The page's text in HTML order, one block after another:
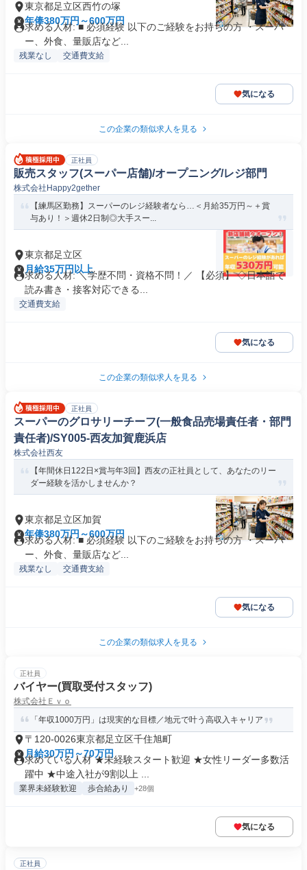
東京都足立区西竹の塚
年俸380万円～600万円
求める人材: ■ 必須経験 以下のご経験をお持ちの方 ・スーパ
ー、外食、量販店など...
残業なし 交通費支給
気になる
この企業の類似求人を見る
正社員
販売スタッフ(スーパー店舗)/オープニング/レジ部門
株式会社Happy2gether
【練馬区勤務】スーパーのレジ経験者なら…＜月給35万円～＋賞
与あり！＞週休2日制◎大手スー...
東京都足立区
月給35万円以上
求める人材: ＼学歴不問・資格不問！／ 【必須】 ◇日本語で
読み書き・接客対応できる...
交通費支給
気になる
この企業の類似求人を見る
正社員
スーパーのグロサリーチーフ(一般食品売場責任者・部門
責任者)/SY005-西友加賀鹿浜店
株式会社西友
【年間休日122日×賞与年3回】西友の正社員として、あなたのリー
ダー経験を活かしませんか？
東京都足立区加賀
年俸380万円～600万円
求める人材: ■ 必須経験 以下のご経験をお持ちの方 ・スーパ
ー、外食、量販店など...
残業なし 交通費支給
気になる
この企業の類似求人を見る
正社員
バイヤー(買取受付スタッフ)
株式会社Ｅｖｏ
「年収1000万円」は現実的な目標／地元で叶う高収入キャリア
〒120-0026東京都足立区千住旭町
月給30万円～70万円
求めている人材 ★未経験スタート歓迎 ★女性リーダー多数活
躍中 ★中途入社が9割以上 ...
業界未経験歓迎 歩合給あり +28個
気になる
正社員